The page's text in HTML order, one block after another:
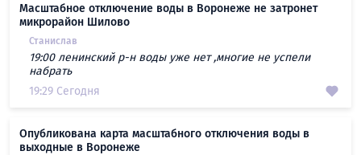
Масштабное отключение воды в Воронеже не затронет
микрорайон Шилово
Станислав
19:00 ленинский р-н воды уже нет ,многие не успели
набрать
19:29 Сегодня
Опубликована карта масштабного отключения воды в
выходные в Воронеже